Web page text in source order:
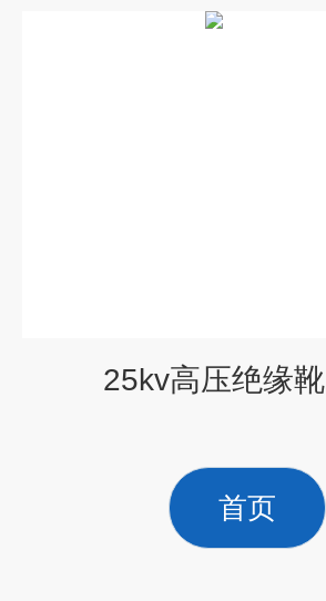
25kv高压绝缘靴
首页